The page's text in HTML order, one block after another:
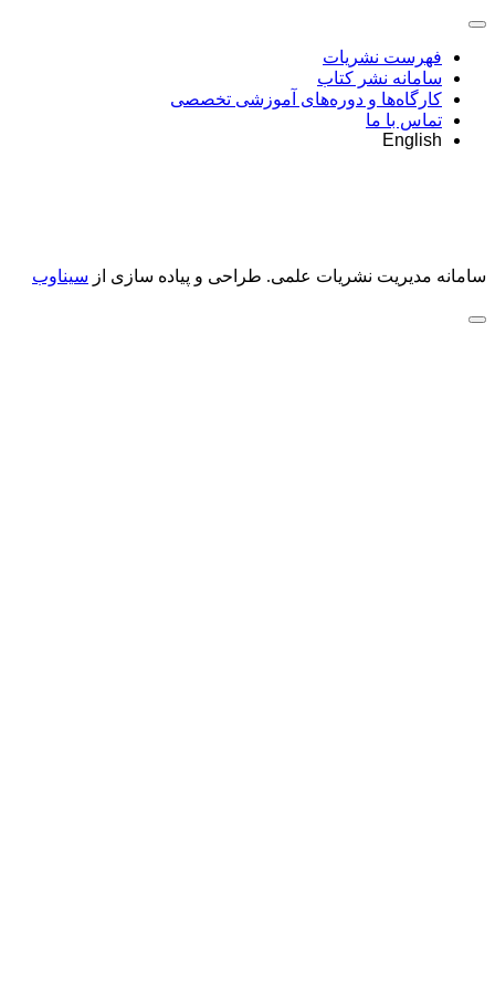
فهرست نشریات
سامانه نشر کتاب
کارگاه‌ها و دوره‌های آموزشی تخصصی
تماس با ما
English
سامانه مدیریت نشریات علمی. طراحی و پیاده سازی از سیناوب